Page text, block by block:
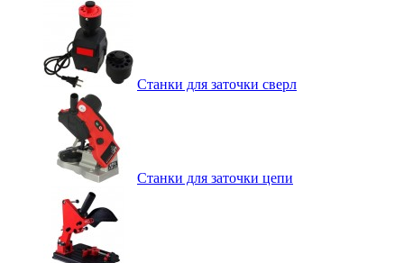
Станки для заточки сверл
Станки для заточки цепи